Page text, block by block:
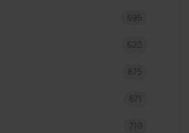
695
620
675
671
710